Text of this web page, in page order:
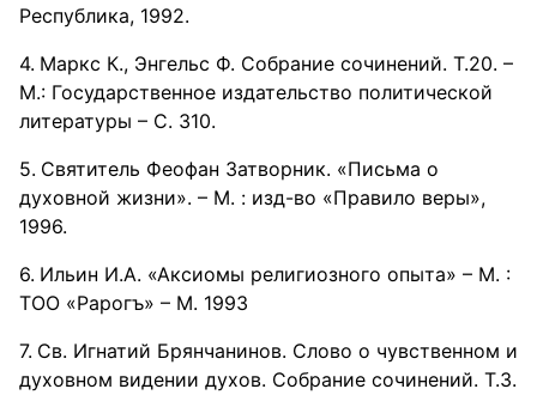
Республика, 1992.
Маркс К., Энгельс Ф. Собрание сочинений. Т.20. –
М.: Государственное издательство политической
литературы – С. 310.
Святитель Феофан Затворник. «Письма о
духовной жизни». – М. : изд-во «Правило веры»,
1996.
Ильин И.А. «Аксиомы религиозного опыта» – М. :
ТОО «Рарогъ» – М. 1993
Св. Игнатий Брянчанинов. Слово о чувственном и
духовном видении духов. Собрание сочинений. Т.3.